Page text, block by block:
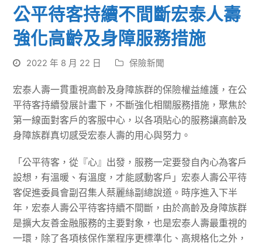
公平待客持續不間斷宏泰人壽
強化高齡及身障服務措施
2022 年 8 月 22 日 保險新聞
宏泰人壽一貫重視高齡及身障族群的保險權益維護，在公
平待客持續發展計畫下，不斷強化相關服務措施，聚焦於
第一線面對客戶的客服中心，以各項貼心的服務讓高齡及
身障族群真切感受宏泰人壽的用心與努力。
「公平待客，從『心』出發，服務一定要發自內心為客戶
設想，有溫暖、有溫度，才能感動客戶」宏泰人壽公平待
客促進委員會副召集人蔡麗絲副總說道。時序進入下半
年，宏泰人壽公平待客持續不間斷，由於高齡及身障族群
是擴大友善金融服務的主要對象，也是宏泰人壽最重視的
一環，除了各項核保作業程序更標準化、高規格化之外，